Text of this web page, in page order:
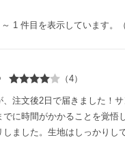
～ 1 件目を表示しています。
（4）
、注文後2日で届きました！
でに時間がかかることを覚悟
しました。生地はしっかりし